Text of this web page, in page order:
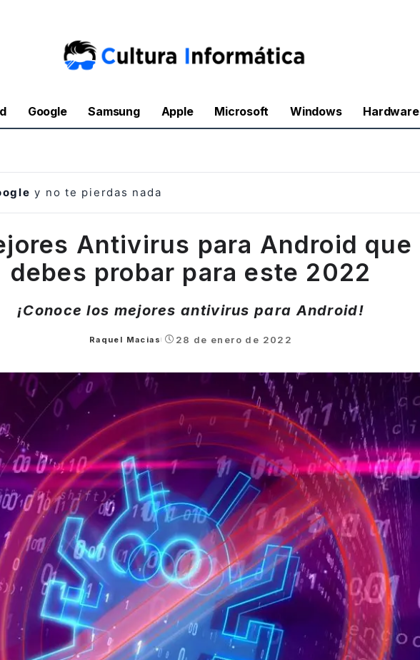
Google Samsung Apple Microsoft Windows Hardware
y no te pierdas nada
Antivirus para Android que
debes probar para este 2022
¡Conoce los mejores antivirus para Android!
Posted
Raquel Macias 28 de enero de 2022